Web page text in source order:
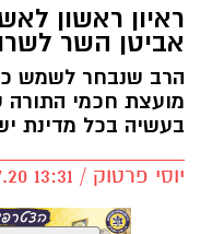
ראיון ראשון
אביטן השר
הרב שנבחר לשמש
מועצת חכמי
בעשיה בכל מדינת
יוסי פרטוק / 13:31 29.07.20